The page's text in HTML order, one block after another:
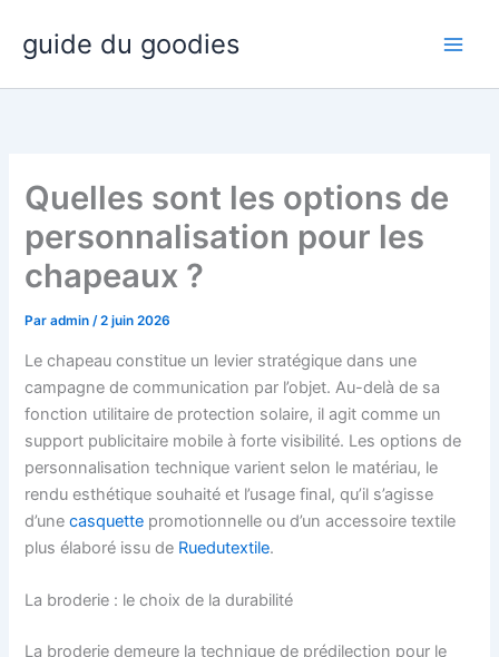
contenu
guide du goodies
Quelles sont les options de
personnalisation pour les
chapeaux ?
Paradmin/2 juin 2026
Le chapeau constitue un levier stratégique dans une
campagne de communication par l’objet. Au-delà de sa
fonction utilitaire de protection solaire, il agit comme un
support publicitaire mobile à forte visibilité. Les options de
personnalisation technique varient selon le matériau, le
rendu esthétique souhaité et l’usage final, qu’il s’agisse
d’unecasquette promotionnelle ou d’un accessoire textile
plus élaboré issu de Ruedutextile.
La broderie : le choix de la durabilité
La broderie demeure la technique de prédilection pour le